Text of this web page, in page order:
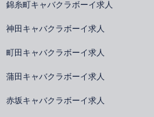
錦糸町キャバクラボーイ求人
神田キャバクラボーイ求人
町田キャバクラボーイ求人
蒲田キャバクラボーイ求人
赤坂キャバクラボーイ求人